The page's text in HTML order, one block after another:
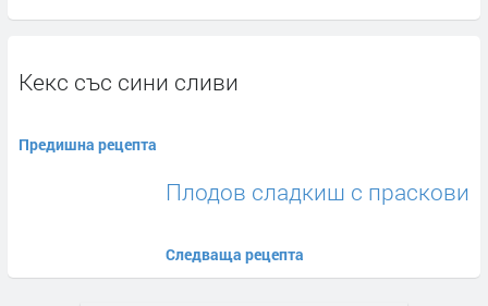
Кекс със сини сливи
Предишна рецепта
Плодов сладкиш с праскови
Следваща рецепта